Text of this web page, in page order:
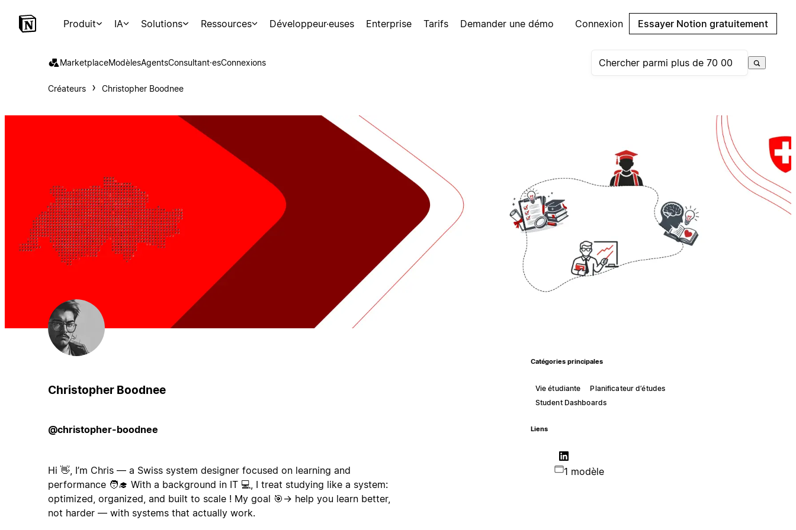
Produit IA Solutions Ressources Développeur·euses Enterprise Tarifs Demander une démo Connexion Essayer Notion gratuitement
MarketplaceModèlesAgentsConsultant·esConnexions
Créateurs Christopher Boodnee
Christopher Boodnee
@christopher-boodnee
Hi 👋, I’m Chris — a Swiss system designer focused on learning and
performance 🧑‍🎓 With a background in IT 💻, I treat studying like a system:
optimized, organized, and built to scale ! My goal 🎯→ help you learn better,
not harder — with systems that actually work.
Catégories principales
Vie étudiante
Planificateur d’études
Student Dashboards
Liens
1 modèle